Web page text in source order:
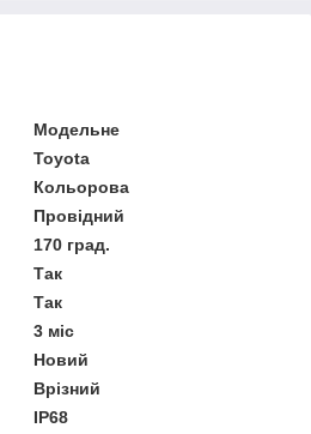
Модельне
Toyota
Кольорова
Провідний
170 град.
Так
Так
3 міс
Новий
Врізний
IP68